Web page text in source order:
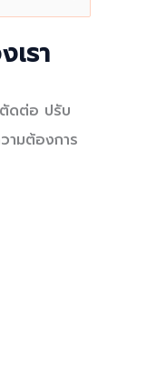
เรา
ดต่อ ปรับ
ามต้องการ